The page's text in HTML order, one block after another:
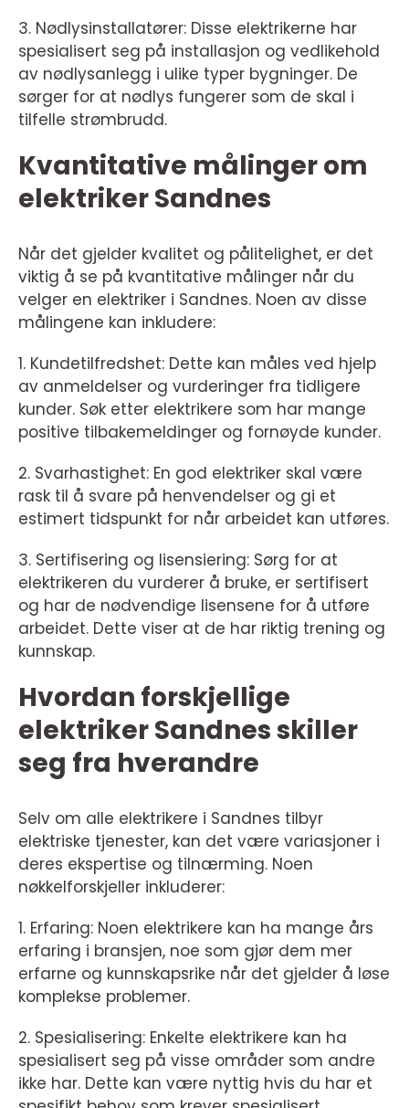
3. Nødlysinstallatører: Disse elektrikerne har
spesialisert seg på installasjon og vedlikehold
av nødlysanlegg i ulike typer bygninger. De
sørger for at nødlys fungerer som de skal i
tilfelle strømbrudd.
Kvantitative målinger om
elektriker Sandnes
Når det gjelder kvalitet og pålitelighet, er det
viktig å se på kvantitative målinger når du
velger en elektriker i Sandnes. Noen av disse
målingene kan inkludere:
1. Kundetilfredshet: Dette kan måles ved hjelp
av anmeldelser og vurderinger fra tidligere
kunder. Søk etter elektrikere som har mange
positive tilbakemeldinger og fornøyde kunder.
2. Svarhastighet: En god elektriker skal være
rask til å svare på henvendelser og gi et
estimert tidspunkt for når arbeidet kan utføres.
3. Sertifisering og lisensiering: Sørg for at
elektrikeren du vurderer å bruke, er sertifisert
og har de nødvendige lisensene for å utføre
arbeidet. Dette viser at de har riktig trening og
kunnskap.
Hvordan forskjellige
elektriker Sandnes skiller
seg fra hverandre
Selv om alle elektrikere i Sandnes tilbyr
elektriske tjenester, kan det være variasjoner i
deres ekspertise og tilnærming. Noen
nøkkelforskjeller inkluderer:
1. Erfaring: Noen elektrikere kan ha mange års
erfaring i bransjen, noe som gjør dem mer
erfarne og kunnskapsrike når det gjelder å løse
komplekse problemer.
2. Spesialisering: Enkelte elektrikere kan ha
spesialisert seg på visse områder som andre
ikke har. Dette kan være nyttig hvis du har et